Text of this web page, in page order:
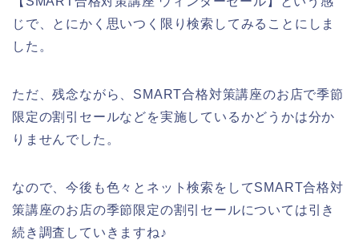
じで、とにかく思いつく限り検索してみることにしま
した。
ただ、残念ながら、SMART合格対策講座のお店で季節
限定の割引セールなどを実施しているかどうかは分か
りませんでした。
なので、今後も色々とネット検索をしてSMART合格対
策講座のお店の季節限定の割引セールについては引き
続き調査していきますね♪